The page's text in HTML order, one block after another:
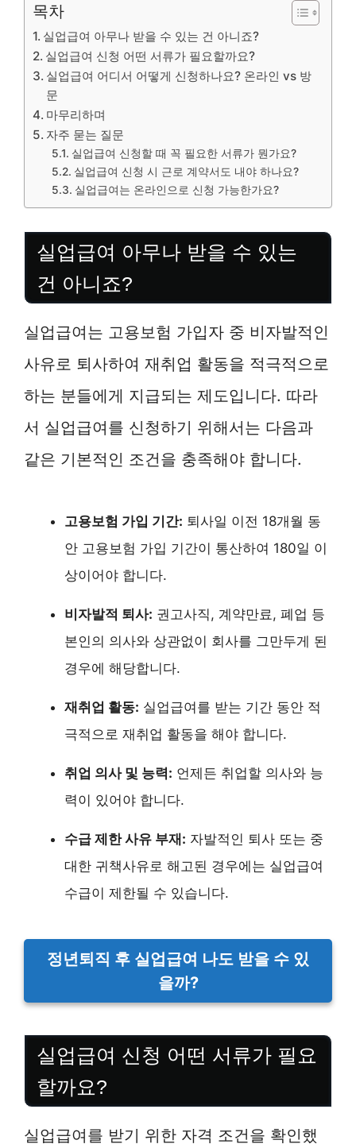
목차
실업급여 아무나 받을 수 있는 건 아니죠?
실업급여 신청 어떤 서류가 필요할까요?
실업급여 어디서 어떻게 신청하나요? 온라인 vs 방
문
마무리하며
자주 묻는 질문
실업급여 신청할 때 꼭 필요한 서류가 뭔가요?
실업급여 신청 시 근로 계약서도 내야 하나요?
실업급여는 온라인으로 신청 가능한가요?
실업급여 아무나 받을 수 있는
건 아니죠?
실업급여는 고용보험 가입자 중 비자발적인
사유로 퇴사하여 재취업 활동을 적극적으로
하는 분들에게 지급되는 제도입니다. 따라
서 실업급여를 신청하기 위해서는 다음과
같은 기본적인 조건을 충족해야 합니다.
고용보험 가입 기간: 퇴사일 이전 18개월 동
안 고용보험 가입 기간이 통산하여 180일 이
상이어야 합니다.
비자발적 퇴사: 권고사직, 계약만료, 폐업 등
본인의 의사와 상관없이 회사를 그만두게 된
경우에 해당합니다.
재취업 활동: 실업급여를 받는 기간 동안 적
극적으로 재취업 활동을 해야 합니다.
취업 의사 및 능력: 언제든 취업할 의사와 능
력이 있어야 합니다.
수급 제한 사유 부재: 자발적인 퇴사 또는 중
대한 귀책사유로 해고된 경우에는 실업급여
수급이 제한될 수 있습니다.
정년퇴직 후 실업급여 나도 받을 수 있
을까?
실업급여 신청 어떤 서류가 필요
할까요?
실업급여를 받기 위한 자격 조건을 확인했